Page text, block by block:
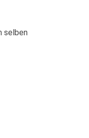
selben